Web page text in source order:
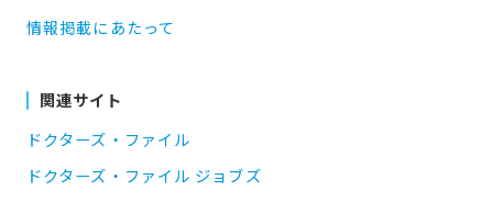
情報掲載にあたって
関連サイト
ドクターズ・ファイル
ドクターズ・ファイル ジョブズ